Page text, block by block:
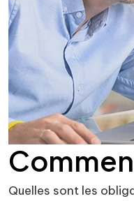
Quelles sont les